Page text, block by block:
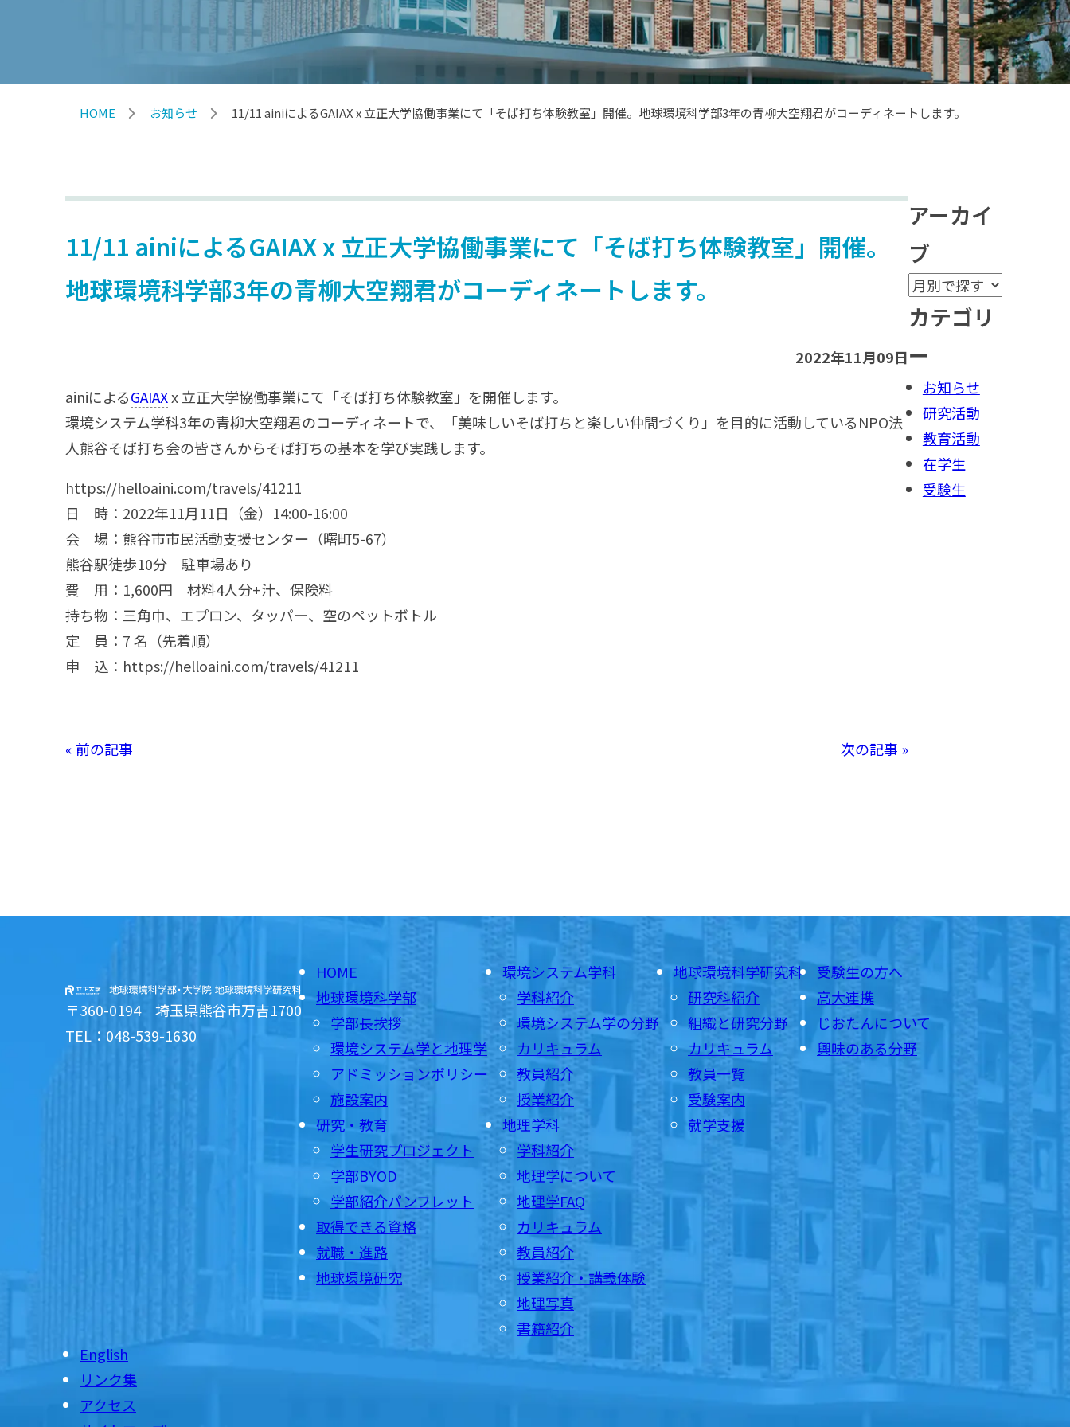
HOME お知らせ 11/11 ainiによるGAIAX x 立正大学協働事業にて「そば打ち体験教室」開催。地球環境科学部3年の青柳大空翔君がコーディネートします。
11/11 ainiによるGAIAX x 立正大学協働事業にて「そば打ち体験教室」開催。
地球環境科学部3年の青柳大空翔君がコーディネートします。
2022年11月09日
ainiによるGAIAXx 立正大学協働事業にて「そば打ち体験教室」を開催します。
環境システム学科3年の青柳大空翔君のコーディネートで、「美味しいそば打ちと楽しい仲間づくり」を目的に活動しているNPO法
人熊谷そば打ち会の皆さんからそば打ちの基本を学び実践します。
https://helloaini.com/travels/41211
日 時：2022年11月11日（金）14:00-16:00
会 場：熊谷市市民活動支援センター（曙町5-67）
熊谷駅徒歩10分 駐車場あり
費 用：1,600円 材料4人分+汁、保険料
持ち物：三角巾、エプロン、タッパー、空のペットボトル
定 員：7 名（先着順）
申 込：https://helloaini.com/travels/41211
« 前の記事 次の記事 »
アーカイ
ブ
カテゴリ
ー
お知らせ
研究活動
教育活動
在学生
受験生
〒360-0194 埼玉県熊谷市万吉1700
TEL：048-539-1630
HOME
地球環境科学部
学部長挨拶
環境システム学と地理学
アドミッションポリシー
施設案内
研究・教育
学生研究プロジェクト
学部BYOD
学部紹介パンフレット
取得できる資格
就職・進路
地球環境研究
環境システム学科
学科紹介
環境システム学の分野
カリキュラム
教員紹介
授業紹介
地理学科
学科紹介
地理学について
地理学FAQ
カリキュラム
教員紹介
授業紹介・講義体験
地理写真
書籍紹介
地球環境科学研究科
研究科紹介
組織と研究分野
カリキュラム
教員一覧
受験案内
就学支援
受験生の方へ
高大連携
じおたんについて
興味のある分野
English
リンク集
アクセス